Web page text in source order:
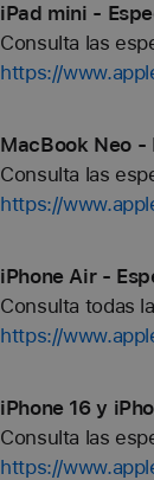
iPad mini -
Consulta las
https://
MacBook Neo
Consulta las
https://
iPhone Air -
Consulta todas
https://
iPhone 16 y
Consulta las
https://